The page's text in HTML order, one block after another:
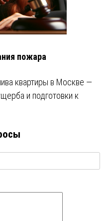
пожара
квартиры в Москве —
и подготовки к